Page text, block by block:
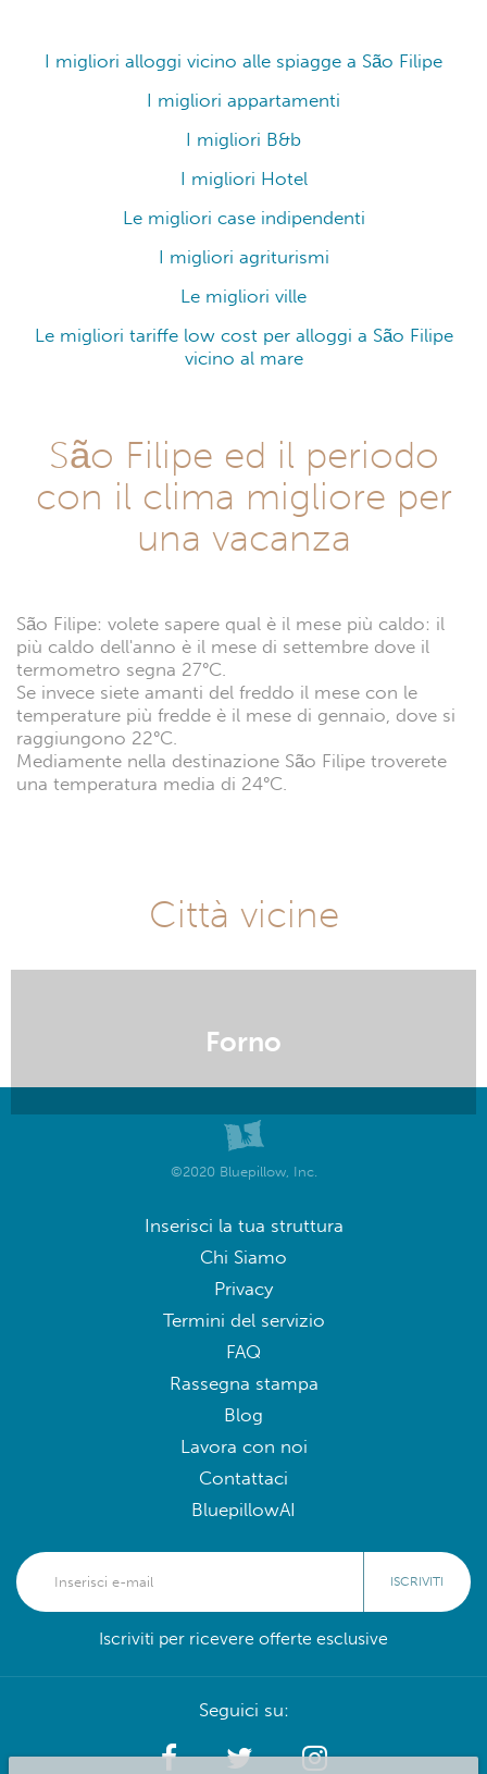
I migliori alloggi vicino alle spiagge a São Filipe
I migliori appartamenti
I migliori B&b
I migliori Hotel
Le migliori case indipendenti
I migliori agriturismi
Le migliori ville
Le migliori tariffe low cost per alloggi a São Filipe
vicino al mare
São Filipe ed il periodo
con il clima migliore per
una vacanza
São Filipe: volete sapere qual è il mese più caldo: il
più caldo dell'anno è il mese di settembre dove il
termometro segna 27°C.
Se invece siete amanti del freddo il mese con le
temperature più fredde è il mese di gennaio, dove si
raggiungono 22°C.
Mediamente nella destinazione São Filipe troverete
una temperatura media di 24°C.
Città vicine
Forno
©2020 Bluepillow, Inc.
Inserisci la tua struttura
Chi Siamo
Privacy
Termini del servizio
FAQ
Rassegna stampa
Blog
Lavora con noi
Contattaci
BluepillowAI
ISCRIVITI
Iscriviti per ricevere offerte esclusive
Seguici su: